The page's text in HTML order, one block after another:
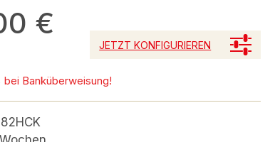
€
JETZT KONFIGURIEREN
Banküberweisung!